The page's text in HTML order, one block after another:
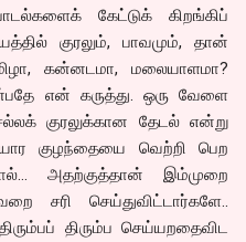
கேட்டுக் கிறங்கிப்
குரலும், பாவமும், தான்
கன்னடமா, மலையாளமா?
என் கருத்து. ஒரு வேளை
குரலுக்கான தேடல் என்று
குழந்தையை வெற்றி பெற
அதற்குத்தான் இம்முறை
சரி செய்துவிட்டார்களே..
திரும்ப செய்யறதைவிட